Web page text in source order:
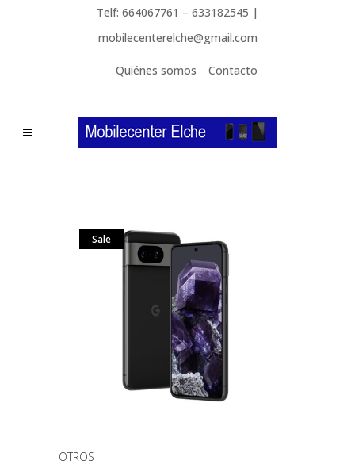
Telf: 664067761 – 633182545 |
mobilecenterelche@gmail.com
Quiénes somos Contacto
Sale
OTROS